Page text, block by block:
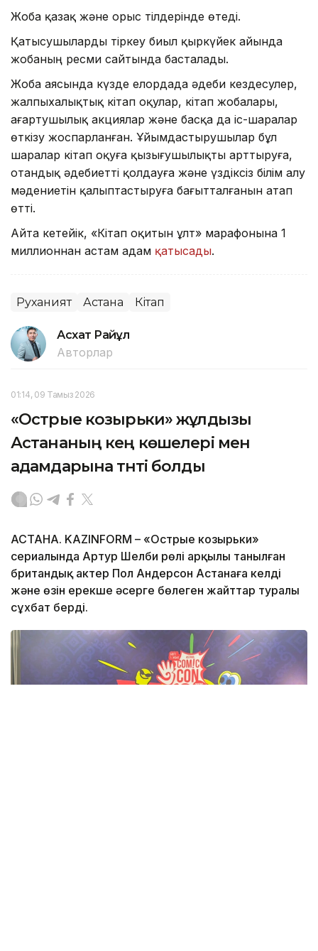
Жоба қазақ және орыс тілдерінде өтеді.
Қатысушыларды тіркеу биыл қыркүйек айында
жобаның ресми сайтында басталады.
Жоба аясында күзде елордада әдеби кездесулер,
жалпыхалықтық кітап оқулар, кітап жобалары,
ағартушылық акциялар және басқа да іс-шаралар
өткізу жоспарланған. Ұйымдастырушылар бұл
шаралар кітап оқуға қызығушылықты арттыруға,
отандық әдебиетті қолдауға және үздіксіз білім алу
мәдениетін қалыптастыруға бағытталғанын атап
өтті.
Айта кетейік, «Кітап оқитын ұлт» марафонына 1
миллионнан астам адам қатысады.
Руханият Астана Кітап
Асхат Райқұл
Авторлар
01:14, 09 Тамыз 2026
«Острые козырьки» жұлдызы
Астананың кең көшелері мен
адамдарына тәнті болды
АСТАНА. KAZINFORM – «Острые козырьки»
сериалында Артур Шелби рөлі арқылы танылған
британдық актер Пол Андерсон Астанаға келді
және өзін ерекше әсерге бөлеген жайттар туралы
сұхбат берді.